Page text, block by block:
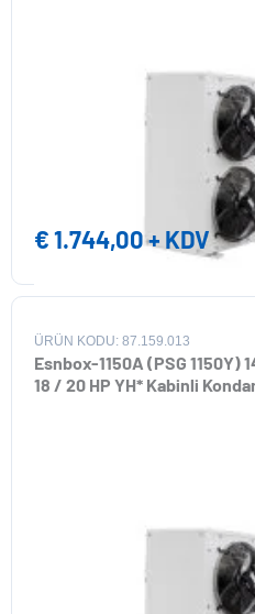
€1.744,00+ KDV
ÜRÜN KODU: 87.159.013
Esnbox-1150A (PSG 1150Y)
18 / 20 HP YH* Kabinli